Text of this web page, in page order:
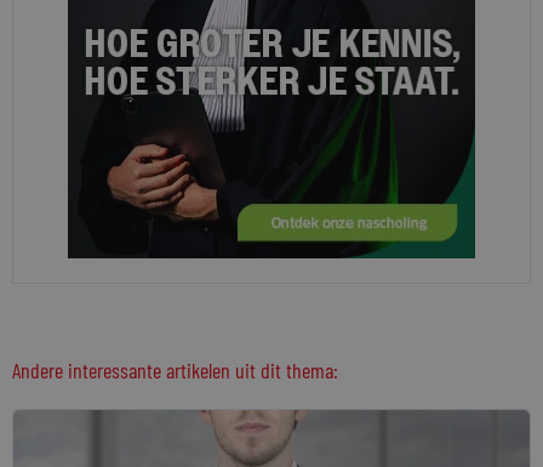
Andere interessante artikelen uit dit thema: